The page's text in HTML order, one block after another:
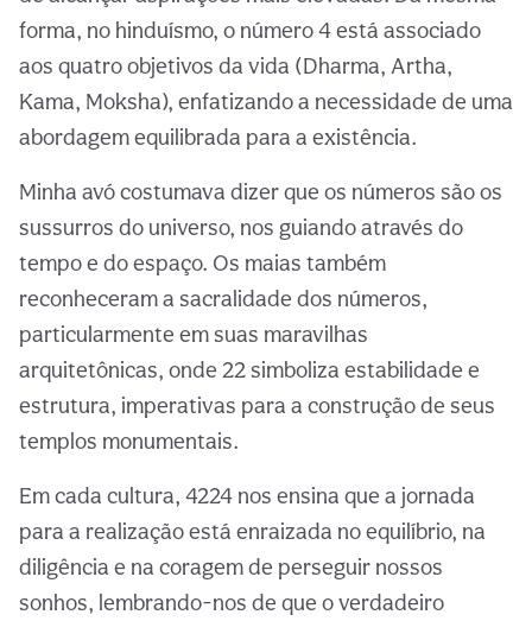
forma, no hinduísmo, o número 4 está associado
aos quatro objetivos da vida (Dharma, Artha,
Kama, Moksha), enfatizando a necessidade de uma
abordagem equilibrada para a existência.
Minha avó costumava dizer que os números são os
sussurros do universo, nos guiando através do
tempo e do espaço. Os maias também
reconheceram a sacralidade dos números,
particularmente em suas maravilhas
arquitetônicas, onde 22 simboliza estabilidade e
estrutura, imperativas para a construção de seus
templos monumentais.
Em cada cultura, 4224 nos ensina que a jornada
para a realização está enraizada no equilíbrio, na
diligência e na coragem de perseguir nossos
sonhos, lembrando-nos de que o verdadeiro